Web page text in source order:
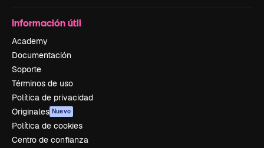
Información útil
Academy
Documentación
Soporte
Términos de uso
Política de privacidad
Originales Nuevo
Política de cookies
Centro de confianza